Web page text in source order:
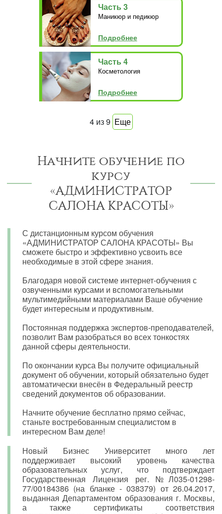
Часть 3
Маникюр и педикюр
Подробнее
Часть 4
Косметология
Подробнее
4из9 Еще
Начните обучение по
курсу
«АДМИНИСТРАТОР
САЛОНА КРАСОТЫ»
С дистанционным курсом обучения
«АДМИНИСТРАТОР САЛОНА КРАСОТЫ» Вы
сможете быстро и эффективно усвоить все
необходимые в этой сфере знания.
Благодаря новой системе интернет-обучения с
озвученными курсами и вспомогательными
мультимедийными материалами Ваше обучение
будет интересным и продуктивным.
Постоянная поддержка экспертов-преподавателей,
позволит Вам разобраться во всех тонкостях
данной сферы деятельности.
По окончании курса Вы получите официальный
документ об обучении, который обязательно будет
автоматически внесён в Федеральный реестр
сведений документов об образовании.
Начните обучение бесплатно прямо сейчас,
станьте востребованным специалистом в
интересном Вам деле!
Новый Бизнес Университет много лет
поддерживает высокий уровень качества
образовательных услуг, что подтверждает
Государственная Лицензия рег. №Л035-01298-
77/00184386 (на бланке - 038379) от 26.04.2017,
выданная Департаментом образования г. Москвы,
а также сертификаты соответствия